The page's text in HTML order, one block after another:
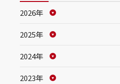
2026年
2025年
2024年
2023年